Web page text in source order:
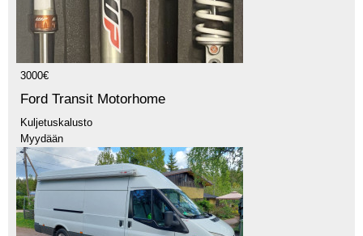
3000€
Ford Transit Motorhome
Kuljetuskalusto
Myydään